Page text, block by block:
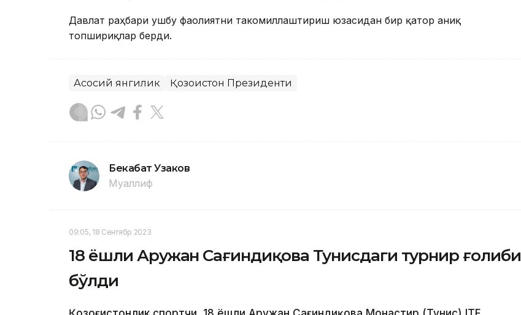
Давлат раҳбари ушбу фаолиятни такомиллаштириш юзасидан бир қатор аниқ
топшириқлар берди.
Асосий янгилик Қозоғистон Президенти
Бекабат Узаков
Муаллиф
09:05, 18 Сентябр 2023
18 ёшли Аружан Сағиндиқова Тунисдаги турнир ғолиби
бўлди